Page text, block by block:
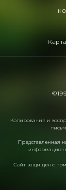
Копирование и
Представленная
Сайт защищен с